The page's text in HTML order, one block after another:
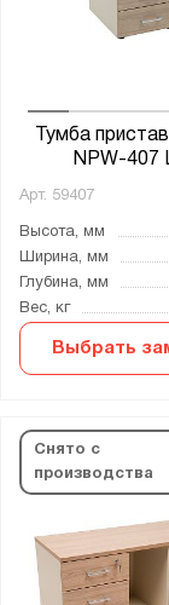
Тумба
NPW-407
Арт. 59407
Высота, мм
Ширина, мм
Глубина, мм
Вес, кг
Выбрать
Снято с
производства